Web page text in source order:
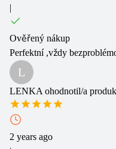
|
Ověřený nákup
Perfektní ,vždy
L
LENKA ohodnotil/a
2 years ago